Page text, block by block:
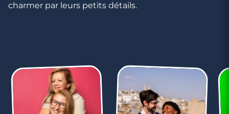
charmer par leurs petits détails.